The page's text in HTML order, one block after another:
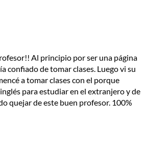
Al principio por ser una página
confiado de tomar clases. Luego vi su
a tomar clases con el porque
para estudiar en el extranjero y de
quejar de este buen profesor. 100%